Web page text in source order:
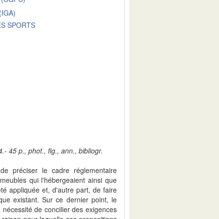
SPORTS
45 p., phot., fig., ann., bibliogr.
préciser le cadre réglementaire
qui l'hébergeaient ainsi que
appliquée et, d'autre part, de faire
existant. Sur ce dernier point, le
de concilier des exigences